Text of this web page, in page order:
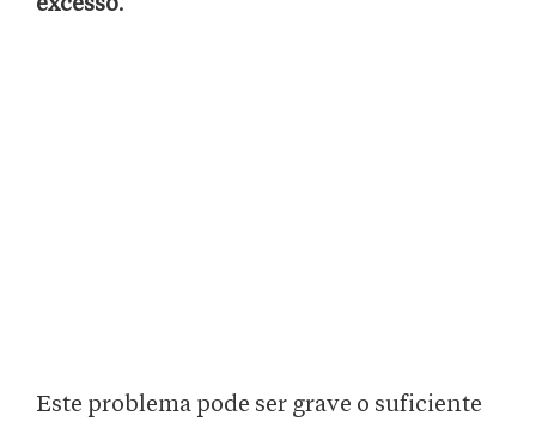
Este problema pode ser grave o suficiente